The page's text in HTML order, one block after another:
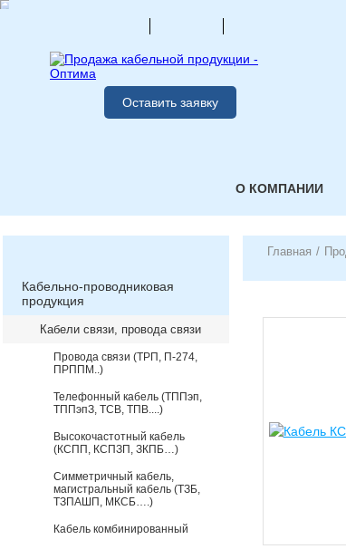
Оставить заявку
О КОМПАНИИ
Кабельно-проводниковая
продукция
Кабели связи, провода связи
Провода связи (ТРП, П-274,
ПРППМ..)
Телефонный кабель (ТППэп,
ТППэпЗ, ТСВ, ТПВ....)
Высокочастотный кабель
(КСПП, КСПЗП, ЗКПБ…)
Симметричный кабель,
магистральный кабель (ТЗБ,
ТЗПАШП, МКСБ….)
Кабель комбинированный
Главная /